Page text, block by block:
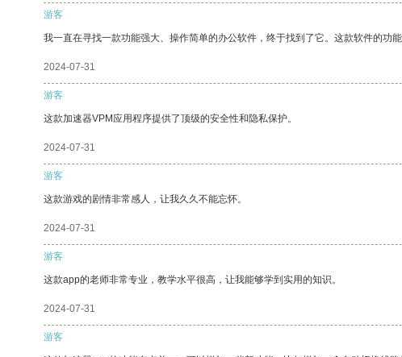
游客
我一直在寻找一款功能强大、操作简单的办公软件，终于找到了它。这款软件的功
2024-07-31
游客
这款加速器VPM应用程序提供了顶级的安全性和隐私保护。
2024-07-31
游客
这款游戏的剧情非常感人，让我久久不能忘怀。
2024-07-31
游客
这款app的老师非常专业，教学水平很高，让我能够学到实用的知识。
2024-07-31
游客